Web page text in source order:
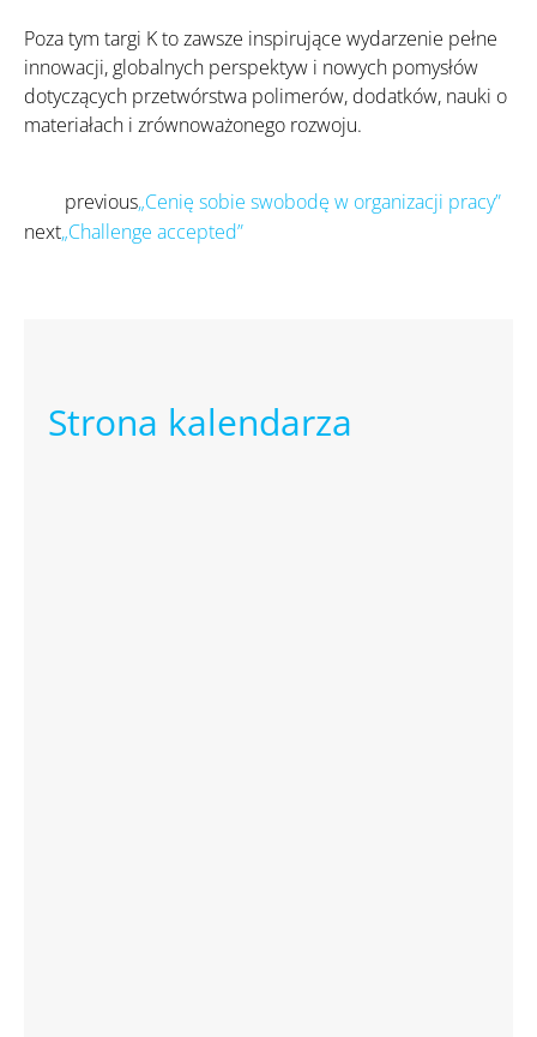
Poza tym targi K to zawsze inspirujące wydarzenie pełne
innowacji, globalnych perspektyw i nowych pomysłów
dotyczących przetwórstwa polimerów, dodatków, nauki o
materiałach i zrównoważonego rozwoju.
previous„Cenię sobie swobodę w organizacji pracy”
next„Challenge accepted”
Strona kalendarza